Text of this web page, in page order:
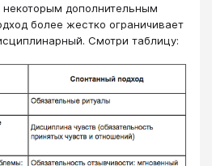
некоторым дополнительным
более жестко ограничивает
Смотри таблицу: